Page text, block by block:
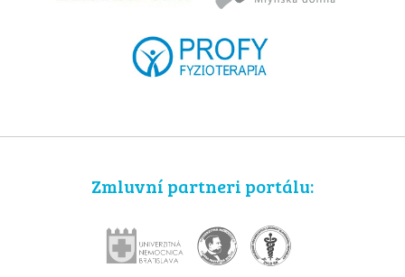
Zmluvní partneri portálu: